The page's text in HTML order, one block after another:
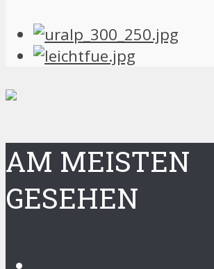
AM MEISTEN
GESEHEN